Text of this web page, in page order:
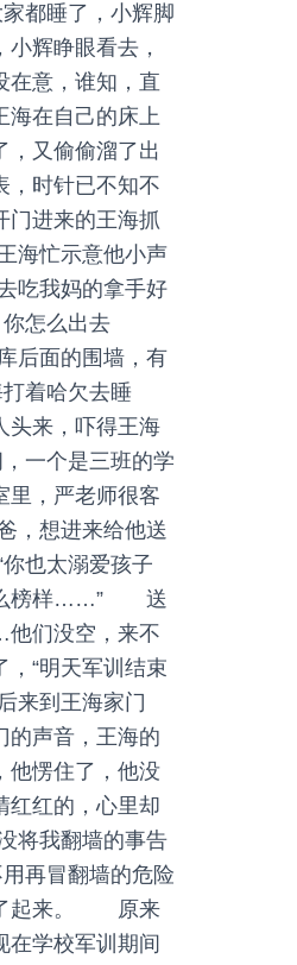
都睡了，小辉脚
辉睁眼看去，
在意，谁知，直
海在自己的床上
又偷偷溜了出
，时针已不知不
门进来的王海抓
海忙示意他小声
吃我妈的拿手好
怎么出去
后面的围墙，有
着哈欠去睡
来，吓得王海
一个是三班的学
，严老师很客
，想进来给他送
也太溺爱孩子
什么榜样……” 送
们没空，来不
“明天军训结束
来到王海家门
声音，王海的
他愣住了，他没
红的，心里却
将我翻墙的事告
再冒翻墙的危险
了起来。 原来
在学校军训期间